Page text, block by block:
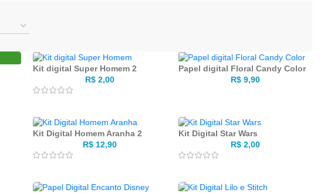
Kit digital Super Homem 2
R$2,00
Papel digital Floral Candy Color
R$9,90
Kit Digital Homem Aranha 2
R$12,90
Kit Digital Star Wars
R$2,00